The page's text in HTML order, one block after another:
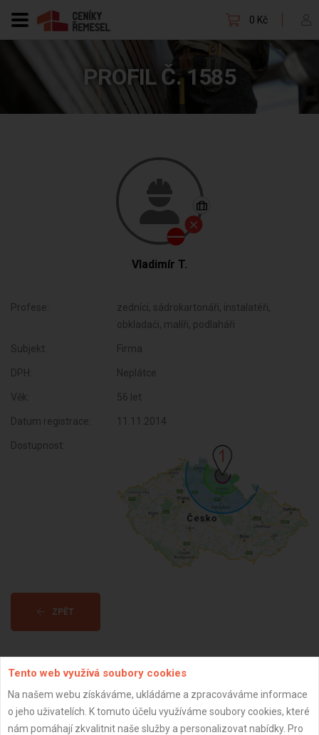
0 Kč
PROFIL Č. 1585
Vladimír T.
Profese:
zedníci, sádrokartonáři, instalatéři,
obkladači, malíři, podlaháři
Subjekt: Firma
DPH: Neplátce
Věk: 56 let
Datum registrace: 11.11.2014
Dostupnost:
ZPĚT
Tento web využívá soubory cookies
Na našem webu získáváme, ukládáme a zpracováváme informace
o jeho uživatelích. K tomuto účelu využíváme soubory cookies, které
nám pomáhají zkvalitnit naše služby a personalizovat nabídky. Pro